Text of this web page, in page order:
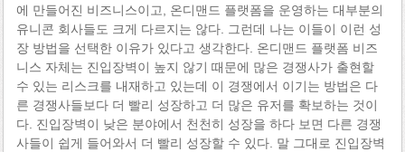
에 만들어진 비즈니스이고, 온디맨드 플랫폼을 운영하는 대부분의
유니콘 회사들도 크게 다르지는 않다. 그런데 나는 이들이 이런 성
장 방법을 선택한 이유가 있다고 생각한다. 온디맨드 플랫폼 비즈
니스 자체는 진입장벽이 높지 않기 때문에 많은 경쟁사가 출현할
수 있는 리스크를 내재하고 있는데 이 경쟁에서 이기는 방법은 다
른 경쟁사들보다 더 빨리 성장하고 더 많은 유저를 확보하는 것이
다. 진입장벽이 낮은 분야에서 천천히 성장을 하다 보면 다른 경쟁
사들이 쉽게 들어와서 더 빨리 성장할 수 있다. 말 그대로 진입장벽